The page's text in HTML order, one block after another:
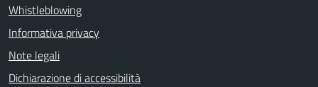
Whistleblowing
Informativa privacy
Note legali
Dichiarazione di accessibilità